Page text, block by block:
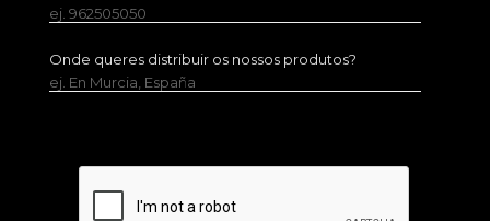
ej. 962505050
Onde queres distribuir os nossos produtos?
ej. En Murcia, España